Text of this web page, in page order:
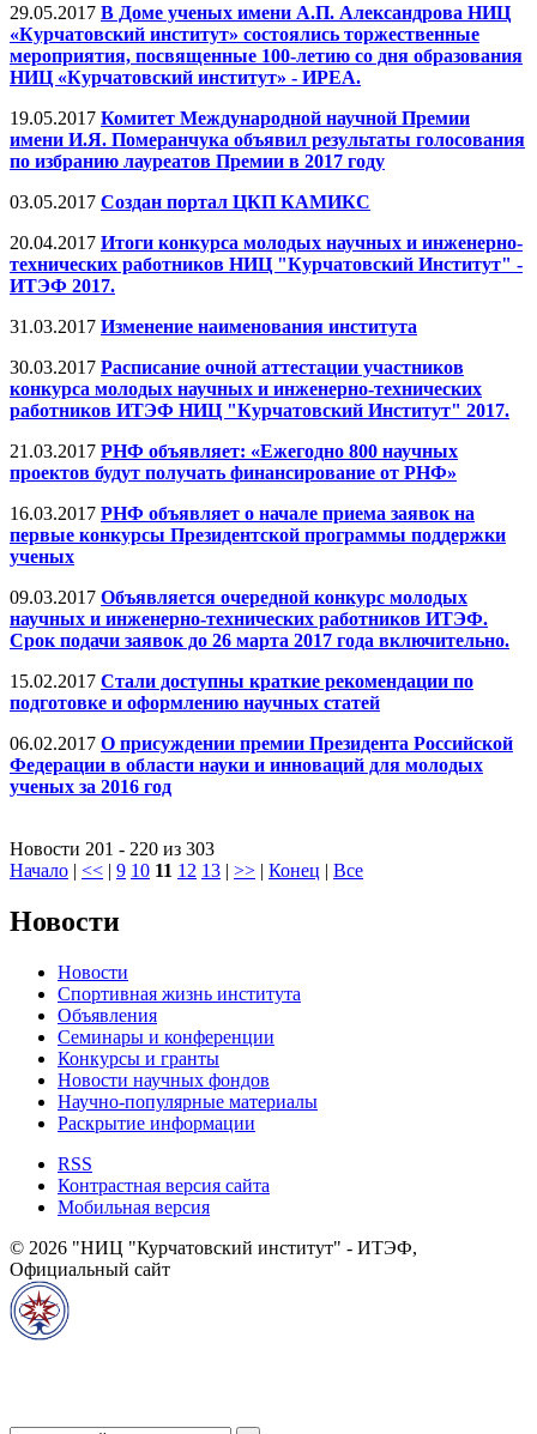
29.05.2017 В Доме ученых имени А.П. Александрова НИЦ
«Курчатовский институт» состоялись торжественные
мероприятия, посвященные 100-летию со дня образования
НИЦ «Курчатовский институт» - ИРЕА.
19.05.2017 Комитет Международной научной Премии
имени И.Я. Померанчука объявил результаты голосования
по избранию лауреатов Премии в 2017 году
03.05.2017 Создан портал ЦКП КАМИКС
20.04.2017 Итоги конкурса молодых научных и инженерно-
технических работников НИЦ "Курчатовский Институт" -
ИТЭФ 2017.
31.03.2017 Изменение наименования института
30.03.2017 Расписание очной аттестации участников
конкурса молодых научных и инженерно-технических
работников ИТЭФ НИЦ "Курчатовский Институт" 2017.
21.03.2017 РНФ объявляет: «Ежегодно 800 научных
проектов будут получать финансирование от РНФ»
16.03.2017 РНФ объявляет о начале приема заявок на
первые конкурсы Президентской программы поддержки
ученых
09.03.2017 Объявляется очередной конкурс молодых
научных и инженерно-технических работников ИТЭФ.
Срок подачи заявок до 26 марта 2017 года включительно.
15.02.2017 Стали доступны краткие рекомендации по
подготовке и оформлению научных статей
06.02.2017 О присуждении премии Президента Российской
Федерации в области науки и инноваций для молодых
ученых за 2016 год
Новости 201 - 220 из 303
Начало | << | 9 10 11 12 13 | >> | Конец | Все
Новости
Новости
Спортивная жизнь института
Объявления
Семинары и конференции
Конкурсы и гранты
Новости научных фондов
Научно-популярные материалы
Раскрытие информации
RSS
Контрастная версия сайта
Мобильная версия
© 2026 "НИЦ "Курчатовский институт" - ИТЭФ,
Официальный сайт